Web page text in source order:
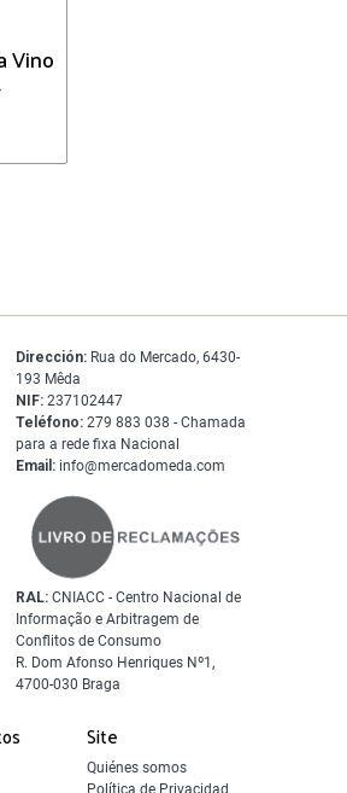
Vino
Site
Quiénes somos
Dirección: Rua do Mercado, 6430-
193 Mêda
NIF: 237102447
Teléfono: 279 883 038 - Chamada
para a rede fixa Nacional
Email: info@mercadomeda.com
RAL: CNIACC - Centro Nacional de
Informação e Arbitragem de
Conflitos de Consumo
R. Dom Afonso Henriques Nº1,
4700-030 Braga